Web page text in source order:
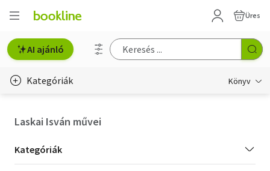
Üres
AI ajánló
Kategóriák Könyv
Laskai Isván művei
Kategória
szűrés
Kategóriák